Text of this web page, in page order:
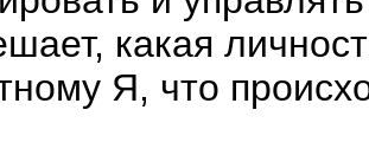
какая
Я, что